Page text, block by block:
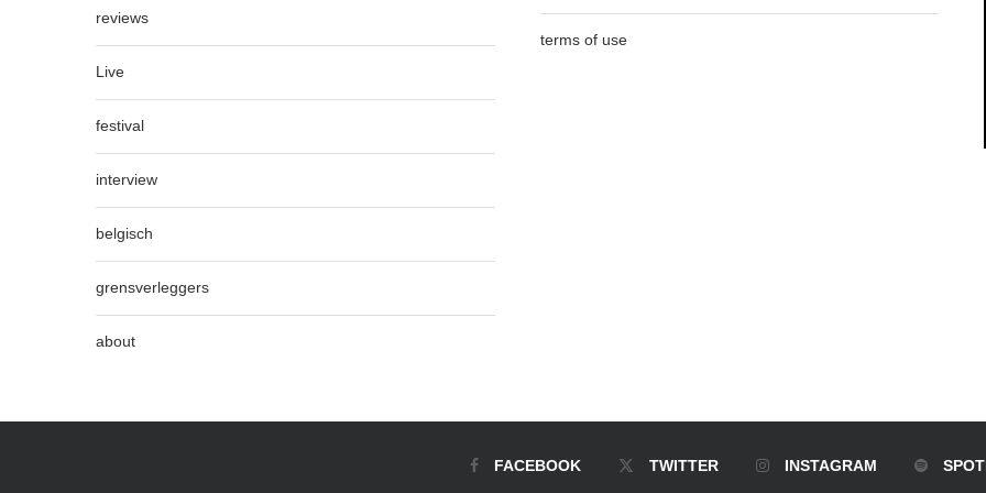
reviews
Live
festival
interview
belgisch
grensverleggers
about
terms of use
FACEBOOK TWITTER INSTAGRAM